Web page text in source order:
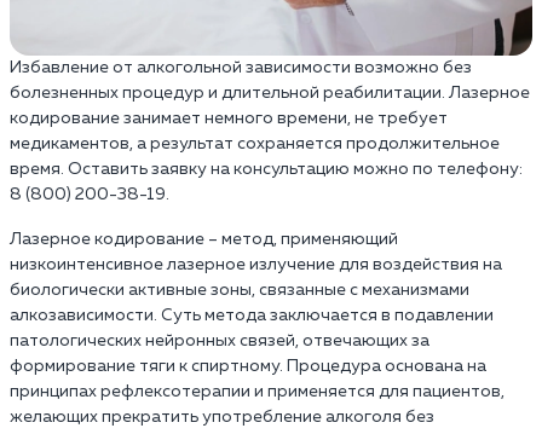
Избавление от алкогольной зависимости возможно без
болезненных процедур и длительной реабилитации. Лазерное
кодирование занимает немного времени, не требует
медикаментов, а результат сохраняется продолжительное
время. Оставить заявку на консультацию можно по телефону:
8 (800) 200-38-19.
Лазерное кодирование – метод, применяющий
низкоинтенсивное лазерное излучение для воздействия на
биологически активные зоны, связанные с механизмами
алкозависимости. Суть метода заключается в подавлении
патологических нейронных связей, отвечающих за
формирование тяги к спиртному. Процедура основана на
принципах рефлексотерапии и применяется для пациентов,
желающих прекратить употребление алкоголя без